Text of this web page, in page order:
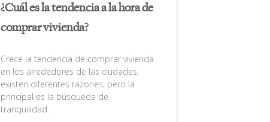
¿Cuál es la tendencia a la hora de
comprar vivienda?
Crece la tendencia de comprar vivienda
en los alrededores de las ciudades,
existen diferentes razones, pero la
principal es la búsqueda de
tranquilidad.